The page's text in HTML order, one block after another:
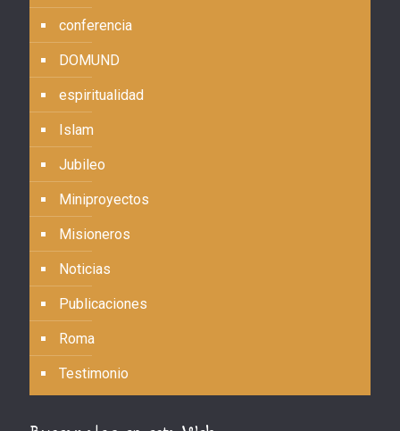
conferencia
DOMUND
espiritualidad
Islam
Jubileo
Miniproyectos
Misioneros
Noticias
Publicaciones
Roma
Testimonio